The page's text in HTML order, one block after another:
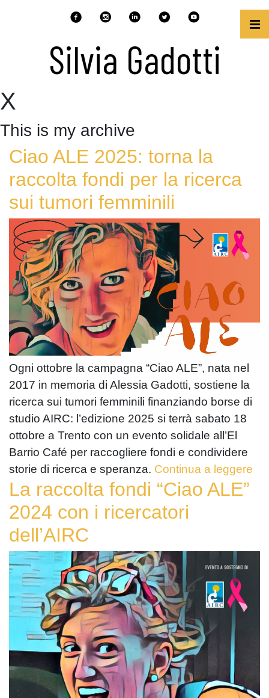
Silvia Gadotti
X
This is my archive
Ciao ALE 2025: torna la
raccolta fondi per la ricerca
sui tumori femminili
Ogni ottobre la campagna “Ciao ALE”, nata nel
2017 in memoria di Alessia Gadotti, sostiene la
ricerca sui tumori femminili finanziando borse di
studio AIRC: l’edizione 2025 si terrà sabato 18
ottobre a Trento con un evento solidale all’El
Barrio Café per raccogliere fondi e condividere
storie di ricerca e speranza. Continua a leggere
La raccolta fondi “Ciao ALE”
2024 con i ricercatori
dell’AIRC